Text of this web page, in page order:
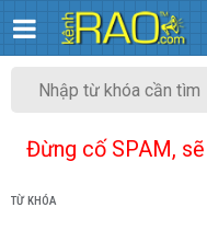
Đừng cố SPAM,
TỪ KHÓA